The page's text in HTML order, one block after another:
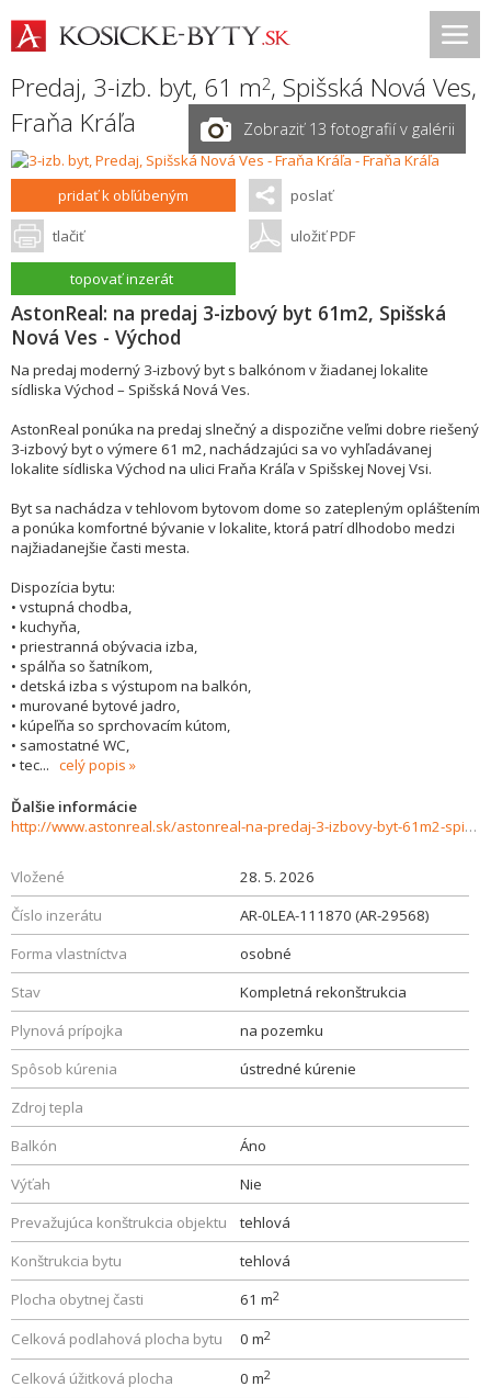
Predaj, 3-izb. byt, 61 m2, Spišská Nová Ves,
Fraňa Kráľa
Zobraziť 13 fotografií v galérii
pridať k obľúbeným poslať
tlačiť uložiť PDF
topovať inzerát
AstonReal: na predaj 3-izbový byt 61m2, Spišská
Nová Ves - Východ
Na predaj moderný 3-izbový byt s balkónom v žiadanej lokalite
sídliska Východ – Spišská Nová Ves.
AstonReal ponúka na predaj slnečný a dispozične veľmi dobre riešený
3-izbový byt o výmere 61 m2, nachádzajúci sa vo vyhľadávanej
lokalite sídliska Východ na ulici Fraňa Kráľa v Spišskej Novej Vsi.
Byt sa nachádza v tehlovom bytovom dome so zatepleným opláštením
a ponúka komfortné bývanie v lokalite, ktorá patrí dlhodobo medzi
najžiadanejšie časti mesta.
Dispozícia bytu:
• vstupná chodba,
• kuchyňa,
• priestranná obývacia izba,
• spálňa so šatníkom,
• detská izba s výstupom na balkón,
• murované bytové jadro,
• kúpeľňa so sprchovacím kútom,
• samostatné WC,
• tec... celý popis
Ďalšie informácie
http://www.astonreal.sk/astonreal-na-predaj-3-izbovy-byt-61m2-spisska-nova-ves-vychod-1002824
Vložené
28. 5. 2026
Číslo inzerátu
AR-0LEA-111870 (AR-29568)
Forma vlastníctva
osobné
Stav
Kompletná rekonštrukcia
Plynová prípojka
na pozemku
Spôsob kúrenia
ústredné kúrenie
Zdroj tepla
Balkón
Áno
Výťah
Nie
Prevažujúca konštrukcia objektu
tehlová
Konštrukcia bytu
tehlová
Plocha obytnej časti
61 m2
Celková podlahová plocha bytu 0 m2
Celková úžitková plocha 0 m2